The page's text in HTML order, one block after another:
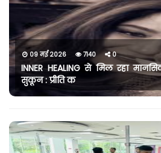
09 मई 2026 7140 0
INNER HEALING से मिल रहा
सुकून : प्रीति क